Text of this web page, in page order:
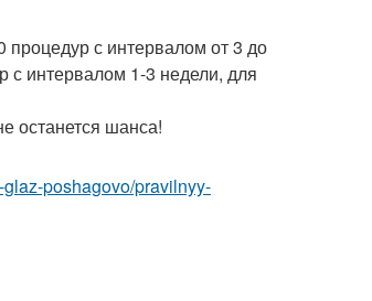
процедур с интервалом от 3 до
с интервалом 1-3 недели, для
останется шанса!
poshagovo/pravilnyy-